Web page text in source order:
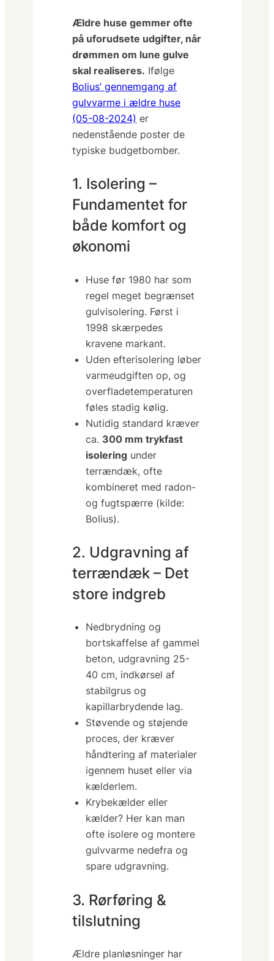
Ældre huse gemmer ofte
på uforudsete udgifter, når
drømmen om lune gulve
skal realiseres. Ifølge
Bolius’ gennemgang af
gulvvarme i ældre huse
(05-08-2024) er
nedenstående poster de
typiske budgetbomber.
1. Isolering –
Fundamentet for
både komfort og
økonomi
Huse før 1980 har som
regel meget begrænset
gulvisolering. Først i
1998 skærpedes
kravene markant.
Uden efterisolering løber
varmeudgiften op, og
overfladetemperaturen
føles stadig kølig.
Nutidig standard kræver
ca. 300 mm trykfast
isolering under
terrændæk, ofte
kombineret med radon-
og fugtspærre (kilde:
Bolius).
2. Udgravning af
terrændæk – Det
store indgreb
Nedbrydning og
bortskaffelse af gammel
beton, udgravning 25-
40 cm, indkørsel af
stabilgrus og
kapillarbrydende lag.
Støvende og støjende
proces, der kræver
håndtering af materialer
igennem huset eller via
kælderlem.
Krybekælder eller
kælder? Her kan man
ofte isolere og montere
gulvvarme nedefra og
spare udgravning.
3. Rørføring &
tilslutning
Ældre planløsninger har